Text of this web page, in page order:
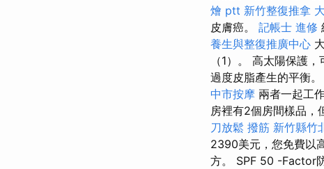
燴 ptt 新竹整復推拿
皮膚癌。 記帳士 進修
養生與整復推廣中心
（1）。 高太陽保護
過度皮脂產生的平衡。
中市按摩 兩者一起工
房裡有2個房間樣品，
刀放鬆 撥筋 新竹縣竹
2390美元，您免費以
方。 SPF 50 -Factor